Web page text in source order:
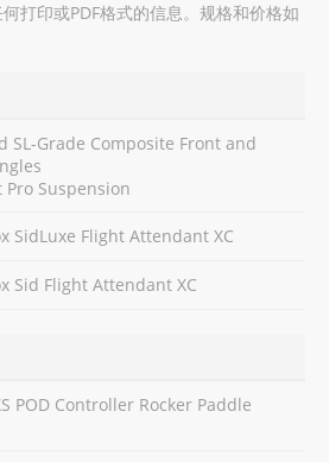
打印或PDF格式的信息。规格和价格如
SL-Grade Composite Front and
Pro Suspension
SidLuxe Flight Attendant XC
Sid Flight Attendant XC
POD Controller Rocker Paddle